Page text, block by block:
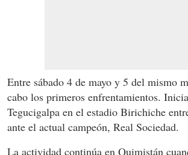
Entre sábado 4 de mayo y 5 del mismo
cabo los primeros enfrentamientos.
Tegucigalpa en el estadio Birichiche
ante el actual campeón, Real Sociedad.
La actividad continúa en Quimistán